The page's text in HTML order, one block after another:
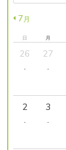
7月
日 月
26
-
27
-
2
-
3
-